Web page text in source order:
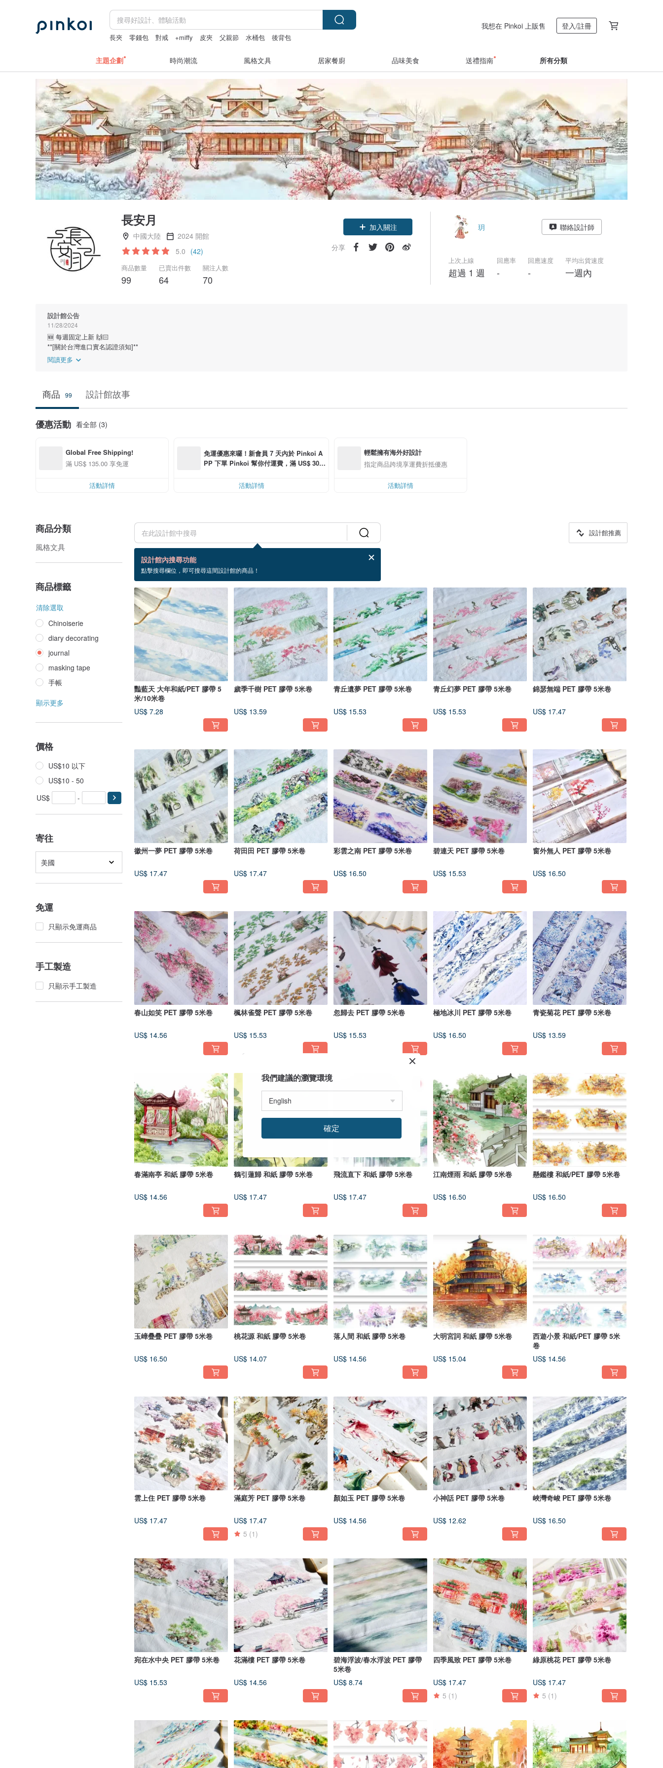
長夾 零錢包 對戒 +miffy 皮夾 父親節 水桶包 後背包
我想在 Pinkoi 上販售 登入/註冊
主題企劃 時尚潮流 風格文具 居家餐廚 品味美食 送禮指南 所有分類
長安月
中國大陸
2024 開館
5.0 (42)
商品數量
99
已賣出件數
64
關注人數
70
加入關注
分享
玥 聯絡設計師
上次上線
超過 1 週
回應率
-
回應速度
-
平均出貨速度
一週內
設計館公告
11/28/2024
🆕 每週固定上新 🙌🏻
**[關於台灣進口實名認證須知]**
閱讀更多
商品 99 設計館故事
優惠活動 看全部 (3)
Global Free Shipping!
滿 US$ 135.00 享免運
活動詳情
免運優惠來囉！新會員 7 天內於 Pinkoi A
PP 下單 Pinkoi 幫你付運費，滿 US$ 30.0
活動詳情
輕鬆擁有海外好設計
指定商品跨境享運費折抵優惠
活動詳情
商品分類
風格文具
商品標籤
清除選取
Chinoiserie
diary decorating
journal
masking tape
手帳
顯示更多
價格
US$10 以下
US$10 - 50
US$
-
寄往
美國
免運
只顯示免運商品
手工製造
只顯示手工製造
設計館內搜尋功能
點擊搜尋欄位，即可搜尋這間設計館的商品！
設計館推薦
99 個商品
journal
豔藍天 大年和紙/PET 膠帶 5
米/10米卷
US$ 7.28
歲季千樹 PET 膠帶 5米卷
US$ 13.59
青丘遺夢 PET 膠帶 5米卷
US$ 15.53
青丘幻夢 PET 膠帶 5米卷
US$ 15.53
錦瑟無端 PET 膠帶 5米卷
US$ 17.47
徽州一夢 PET 膠帶 5米卷
US$ 17.47
荷田田 PET 膠帶 5米卷
US$ 17.47
彩雲之南 PET 膠帶 5米卷
US$ 16.50
碧連天 PET 膠帶 5米卷
US$ 15.53
窗外無人 PET 膠帶 5米卷
US$ 16.50
春山如笑 PET 膠帶 5米卷
US$ 14.56
楓林雀聲 PET 膠帶 5米卷
US$ 15.53
忽歸去 PET 膠帶 5米卷
US$ 15.53
極地冰川 PET 膠帶 5米卷
US$ 16.50
青瓷菊花 PET 膠帶 5米卷
US$ 13.59
春滿南亭 和紙 膠帶 5米卷
US$ 14.56
鶴引蓮歸 和紙 膠帶 5米卷
US$ 17.47
飛流直下 和紙 膠帶 5米卷
US$ 17.47
江南煙雨 和紙 膠帶 5米卷
US$ 16.50
懸鑑樓 和紙/PET 膠帶 5米卷
US$ 16.50
玉嶂疊疊 PET 膠帶 5米卷
US$ 16.50
桃花源 和紙 膠帶 5米卷
US$ 14.07
落人間 和紙 膠帶 5米卷
US$ 14.56
大明宮詞 和紙 膠帶 5米卷
US$ 15.04
西遊小景 和紙/PET 膠帶 5米
卷
US$ 14.56
雲上住 PET 膠帶 5米卷
US$ 17.47
滿庭芳 PET 膠帶 5米卷
US$ 17.47
5 (1)
顏如玉 PET 膠帶 5米卷
US$ 14.56
小神話 PET 膠帶 5米卷
US$ 12.62
峽灣奇峻 PET 膠帶 5米卷
US$ 16.50
宛在水中央 PET 膠帶 5米卷
US$ 15.53
花滿樓 PET 膠帶 5米卷
US$ 14.56
碧海浮波/春水浮波 PET 膠帶
5米卷
US$ 8.74
四季風致 PET 膠帶 5米卷
US$ 17.47
5 (1)
綠原桃花 PET 膠帶 5米卷
US$ 17.47
5 (1)
我們建議的瀏覽環境
確定